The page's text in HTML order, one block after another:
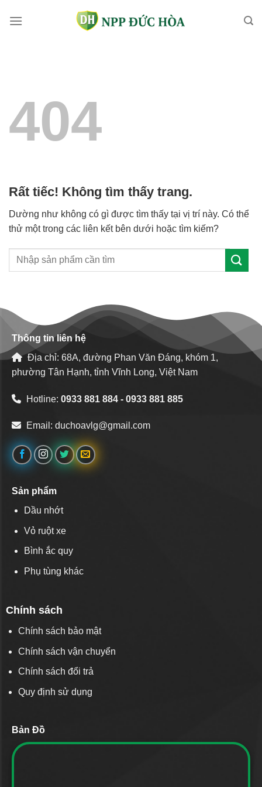
qua
404
Rất tiếc! Không tìm thấy trang.
Dường như không có gì được tìm thấy tại vị trí này. Có thể
thử một trong các liên kết bên dưới hoặc tìm kiếm?
Thông tin liên hệ
Địa chỉ: 68A, đường Phan Văn Đáng, khóm 1,
phường Tân Hạnh, tỉnh Vĩnh Long, Việt Nam
Hotline: 0933 881 884 - 0933 881 885
Email: duchoavlg@gmail.com
Sản phẩm
Dầu nhớt
Vỏ ruột xe
Bình ắc quy
Phụ tùng khác
Chính sách
Chính sách bảo mật
Chính sách vận chuyển
Chính sách đổi trả
Quy định sử dụng
Bản Đồ